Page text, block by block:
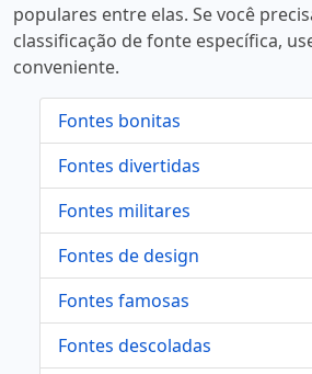
populares entre elas. Se você
classificação de fonte específica,
conveniente.
Fontes bonitas
Fontes divertidas
Fontes militares
Fontes de design
Fontes famosas
Fontes descoladas